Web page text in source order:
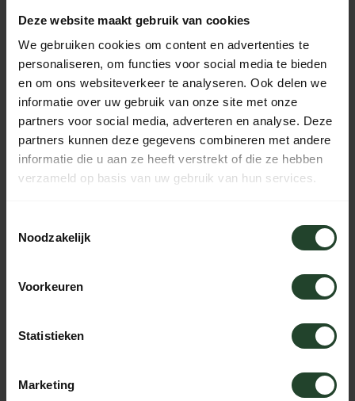
Deze website maakt gebruik van cookies
We gebruiken cookies om content en advertenties te
personaliseren, om functies voor social media te bieden
en om ons websiteverkeer te analyseren. Ook delen we
informatie over uw gebruik van onze site met onze
partners voor social media, adverteren en analyse. Deze
partners kunnen deze gegevens combineren met andere
informatie die u aan ze heeft verstrekt of die ze hebben
verzameld op basis van uw gebruik van hun services.
Noodzakelijk
Voorkeuren
Statistieken
Marketing
Name des Absenders *